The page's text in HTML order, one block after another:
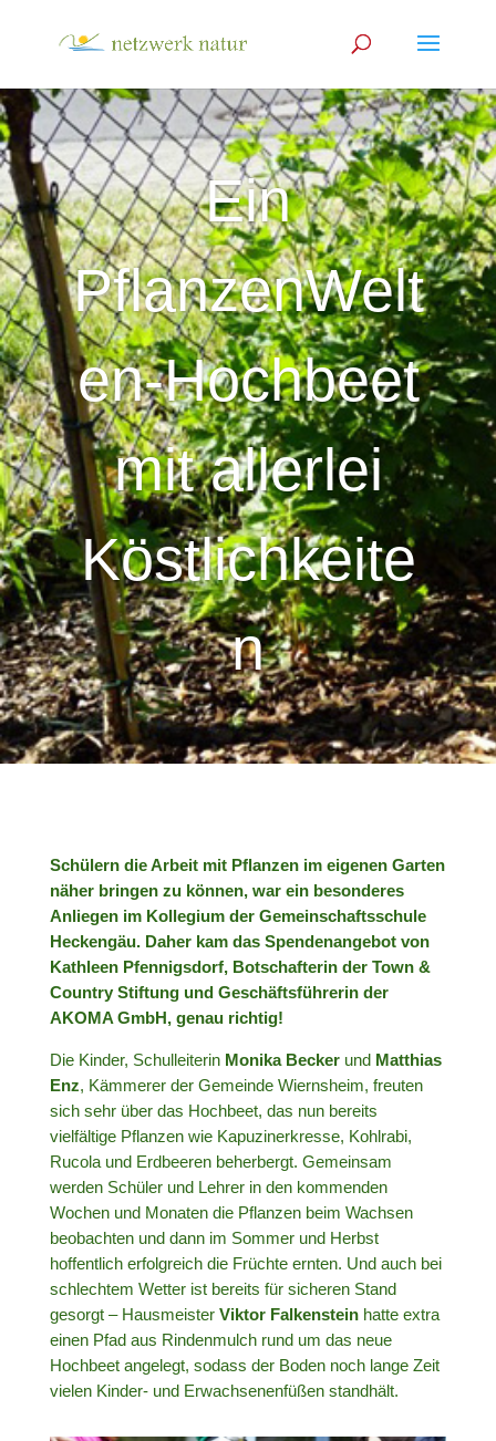
Ein
PflanzenWelt
en-Hochbeet
mit allerlei
Köstlichkeite
n
Schülern die Arbeit mit Pflanzen im eigenen Garten
näher bringen zu können, war ein besonderes
Anliegen im Kollegium der Gemeinschaftsschule
Heckengäu. Daher kam das Spendenangebot von
Kathleen Pfennigsdorf, Botschafterin der Town &
Country Stiftung und Geschäftsführerin der
AKOMA GmbH, genau richtig!
Die Kinder, Schulleiterin Monika Beckerund Matthias
Enz, Kämmerer der Gemeinde Wiernsheim, freuten
sich sehr über das Hochbeet, das nun bereits
vielfältige Pflanzen wie Kapuzinerkresse, Kohlrabi,
Rucola und Erdbeeren beherbergt. Gemeinsam
werden Schüler und Lehrer in den kommenden
Wochen und Monaten die Pflanzen beim Wachsen
beobachten und dann im Sommer und Herbst
hoffentlich erfolgreich die Früchte ernten. Und auch bei
schlechtem Wetter ist bereits für sicheren Stand
gesorgt – HausmeisterViktor Falkensteinhatte extra
einen Pfad aus Rindenmulch rund um das neue
Hochbeet angelegt, sodass der Boden noch lange Zeit
vielen Kinder- und Erwachsenenfüßen standhält.